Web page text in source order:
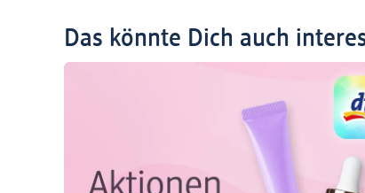
Das könnte Dich auch